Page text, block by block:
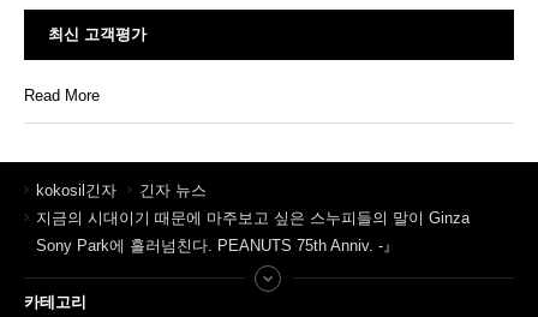
최신 고객평가
Read More
kokosil긴자
긴자 뉴스
지금의 시대이기 때문에 마주보고 싶은 스누피들의 말이 Ginza
Sony Park에 흘러넘친다. PEANUTS 75th Anniv. -』
카테고리